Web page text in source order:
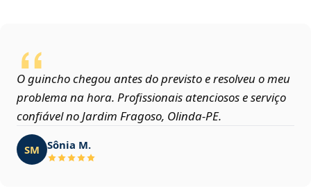
O guincho chegou antes do previsto e resolveu o meu
problema na hora. Profissionais atenciosos e serviço
confiável no Jardim Fragoso, Olinda‑PE.
SM Sônia M.